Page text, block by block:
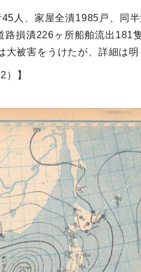
人、家屋全潰1985戸、同
損潰226ヶ所船舶流出181
被害をうけたが、詳細は明
）】